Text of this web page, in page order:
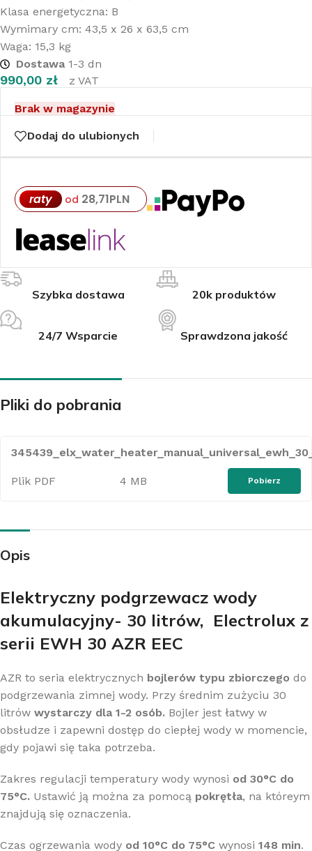
Klasa energetyczna: B
Wymimary cm: 43,5 x 26 x 63,5 cm
Waga: 15,3 kg
Dostawa1-3 dn
990,00 zł z VAT
Brak w magazynie
Dodaj do ulubionych
raty od 28,71PLN
Szybka dostawa 20k produktów
24/7 Wsparcie Sprawdzona jakość
Pliki do pobrania
Plik PDF 4 MB Pobierz
Opis
Elektryczny podgrzewacz wody
akumulacyjny- 30 litrów, Electrolux z
serii EWH 30 AZR EEC
AZR to seria elektrycznych bojlerów typu zbiorczego do
podgrzewania zimnej wody. Przy średnim zużyciu 30
litrów wystarczy dla 1-2 osób. Bojler jest łatwy w
obsłudze i zapewni dostęp do ciepłej wody w momencie,
gdy pojawi się taka potrzeba.
Zakres regulacji temperatury wody wynosi od 30°C do
75°C. Ustawić ją można za pomocą pokrętła, na któreym
znajdują się oznaczenia.
Czas ogrzewania wody od 10°C do 75°C wynosi 148 min.